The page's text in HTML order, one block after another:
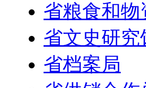
省粮食和物
省文史研究
省档案局